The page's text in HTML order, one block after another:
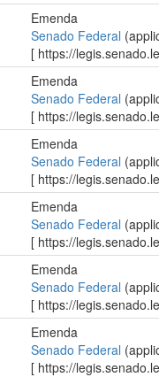
Emenda
Senado Federal
[ https://
Emenda
Senado Federal
[ https://
Emenda
Senado Federal
[ https://
Emenda
Senado Federal
[ https://
Emenda
Senado Federal
[ https://
Emenda
Senado Federal
[ https://